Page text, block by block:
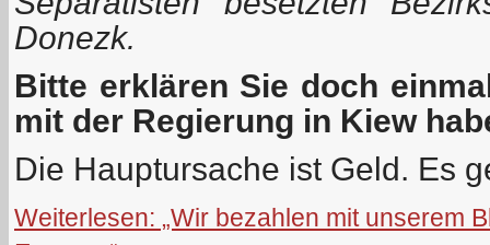
Donezk.
Bitte erklären Sie doch
mit der Regierung in Kiew
Die Hauptursache ist Geld. Es
Weiterlesen: „Wir bezahlen mit unserem